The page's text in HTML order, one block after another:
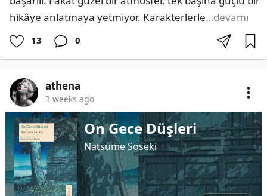
hikâye anlatmaya yetmiyor. Karakterlerle…devamı
13 0
athena
3 weeks ago
On Gece Düşleri
Natsume Söseki